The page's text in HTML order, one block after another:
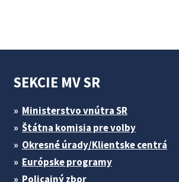
SEKCIE MV SR
Ministerstvo vnútra SR
Štátna komisia pre volby
Okresné úrady/Klientske centrá
Európske programy
Policajný zbor